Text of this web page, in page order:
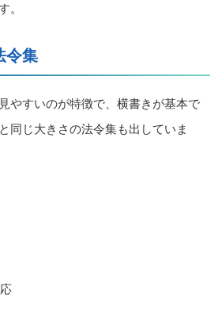
。
令集
やすいのが特徴で、横書きが基本で
同じ大きさの法令集も出していま